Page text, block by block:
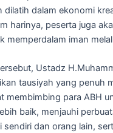
dilatih dalam ekonomi
harinya, peserta juga
memperdalam iman
Ustadz
tausiyah yang penuh
membimbing para ABH
baik, menjauhi
sendiri dan orang lain,